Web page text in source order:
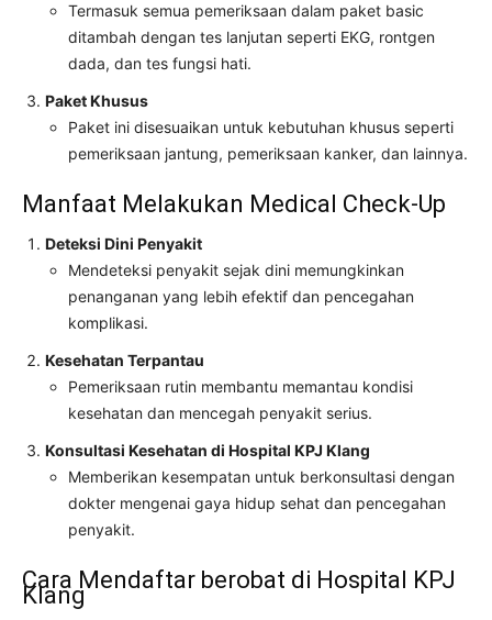
Termasuk semua pemeriksaan dalam paket basic
ditambah dengan tes lanjutan seperti EKG, rontgen
dada, dan tes fungsi hati.
Paket Khusus
Paket ini disesuaikan untuk kebutuhan khusus seperti
pemeriksaan jantung, pemeriksaan kanker, dan lainnya.
Manfaat Melakukan Medical Check-Up
Deteksi Dini Penyakit
Mendeteksi penyakit sejak dini memungkinkan
penanganan yang lebih efektif dan pencegahan
komplikasi.
Kesehatan Terpantau
Pemeriksaan rutin membantu memantau kondisi
kesehatan dan mencegah penyakit serius.
Konsultasi Kesehatan di Hospital KPJ Klang
Memberikan kesempatan untuk berkonsultasi dengan
dokter mengenai gaya hidup sehat dan pencegahan
penyakit.
Cara Mendaftar berobat di Hospital KPJ
Klang